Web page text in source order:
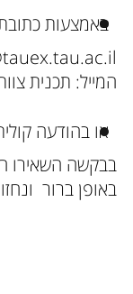
באמצעות
המייל: תכנית
או בהודעה קולית
בבקשה השאירו
באופן ברור